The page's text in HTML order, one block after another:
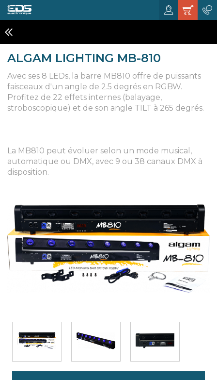
ALGAM LIGHTING MB-810
Avec ses 8 LEDs, la barre MB810 offre de puissants
faisceaux d'un angle de 2.5 degrés en RGBW.
Profitez de 22 effets internes (balayage,
stroboscopique) et de son angle TILT à 265 degrés.
La MB810 peut évoluer selon un mode musical,
automatique ou DMX, avec 9 ou 38 canaux DMX à
disposition.